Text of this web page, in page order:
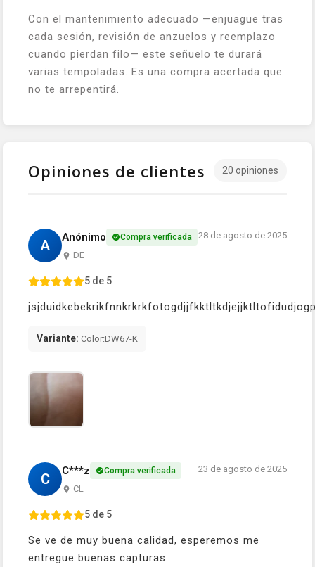
Con el mantenimiento adecuado —enjuague tras
cada sesión, revisión de anzuelos y reemplazo
cuando pierdan filo— este señuelo te durará
varias tempoladas. Es una compra acertada que
no te arrepentirá.
Opiniones de clientes 20 opiniones
A Anónimo Compra verificada
DE
28 de agosto de 2025
5 de 5
Variante: Color:DW67-K
C C***z Compra verificada
CL
23 de agosto de 2025
5 de 5
Se ve de muy buena calidad, esperemos me
entregue buenas capturas.